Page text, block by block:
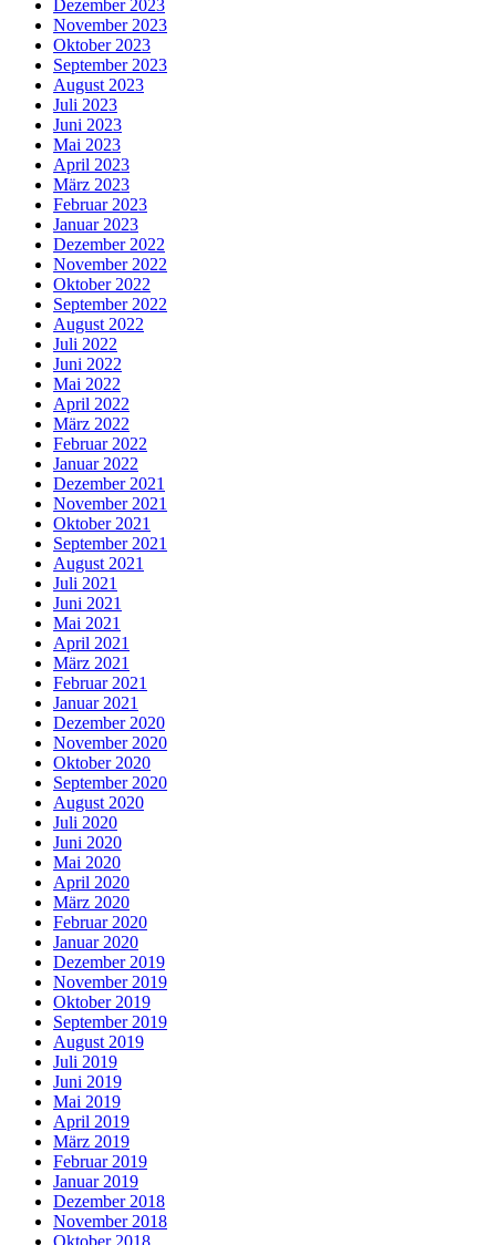
Dezember 2023
November 2023
Oktober 2023
September 2023
August 2023
Juli 2023
Juni 2023
Mai 2023
April 2023
März 2023
Februar 2023
Januar 2023
Dezember 2022
November 2022
Oktober 2022
September 2022
August 2022
Juli 2022
Juni 2022
Mai 2022
April 2022
März 2022
Februar 2022
Januar 2022
Dezember 2021
November 2021
Oktober 2021
September 2021
August 2021
Juli 2021
Juni 2021
Mai 2021
April 2021
März 2021
Februar 2021
Januar 2021
Dezember 2020
November 2020
Oktober 2020
September 2020
August 2020
Juli 2020
Juni 2020
Mai 2020
April 2020
März 2020
Februar 2020
Januar 2020
Dezember 2019
November 2019
Oktober 2019
September 2019
August 2019
Juli 2019
Juni 2019
Mai 2019
April 2019
März 2019
Februar 2019
Januar 2019
Dezember 2018
November 2018
Oktober 2018